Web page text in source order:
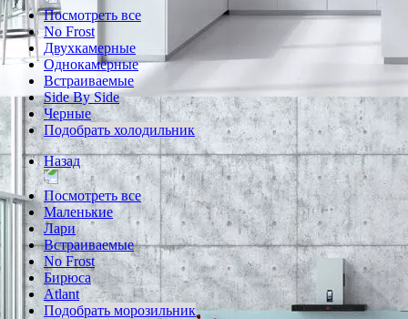
Посмотреть все
No Frost
Двухкамерные
Однокамерные
Встраиваемые
Side By Side
Черные
Подобрать холодильник
Назад
Посмотреть все
Маленькие
Лари
Встраиваемые
No Frost
Бирюса
Atlant
Подобрать морозильник